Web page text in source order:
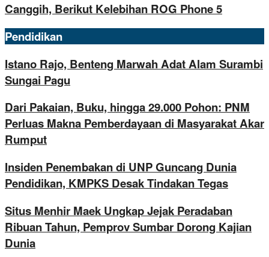
Canggih, Berikut Kelebihan ROG Phone 5
Pendidikan
Istano Rajo, Benteng Marwah Adat Alam Surambi
Sungai Pagu
Dari Pakaian, Buku, hingga 29.000 Pohon: PNM
Perluas Makna Pemberdayaan di Masyarakat Akar
Rumput
Insiden Penembakan di UNP Guncang Dunia
Pendidikan, KMPKS Desak Tindakan Tegas
Situs Menhir Maek Ungkap Jejak Peradaban
Ribuan Tahun, Pemprov Sumbar Dorong Kajian
Dunia